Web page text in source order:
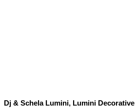
Dj & Schela Lumini, Lumini Decorative